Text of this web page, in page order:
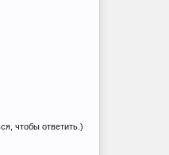
чтобы ответить.)